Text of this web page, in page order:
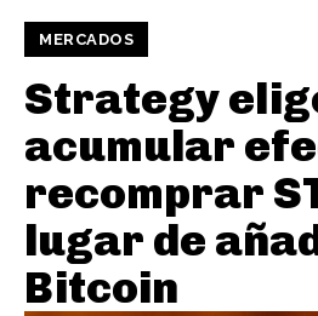
MERCADOS
Strategy
acumular
recomprar
lugar de
Bitcoin